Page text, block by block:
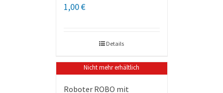
1,00€
Details
Nicht mehr erhältlich
Roboter ROBO mit